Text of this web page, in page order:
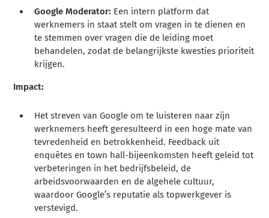
Google Moderator: Een intern platform dat
werknemers in staat stelt om vragen in te dienen en
te stemmen over vragen die de leiding moet
behandelen, zodat de belangrijkste kwesties prioriteit
krijgen.
Impact:
Het streven van Google om te luisteren naar zijn
werknemers heeft geresulteerd in een hoge mate van
tevredenheid en betrokkenheid. Feedback uit
enquêtes en town hall-bijeenkomsten heeft geleid tot
verbeteringen in het bedrijfsbeleid, de
arbeidsvoorwaarden en de algehele cultuur,
waardoor Google’s reputatie als topwerkgever is
verstevigd.